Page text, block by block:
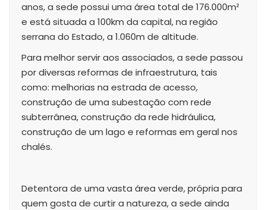
anos, a sede possui uma área total de 176.000m²
e está situada a 100km da capital, na região
serrana do Estado, a 1.060m de altitude.
Para melhor servir aos associados, a sede passou
por diversas reformas de infraestrutura, tais
como: melhorias na estrada de acesso,
construção de uma subestação com rede
subterrânea, construção da rede hidráulica,
construção de um lago e reformas em geral nos
chalés.
Detentora de uma vasta área verde, própria para
quem gosta de curtir a natureza, a sede ainda